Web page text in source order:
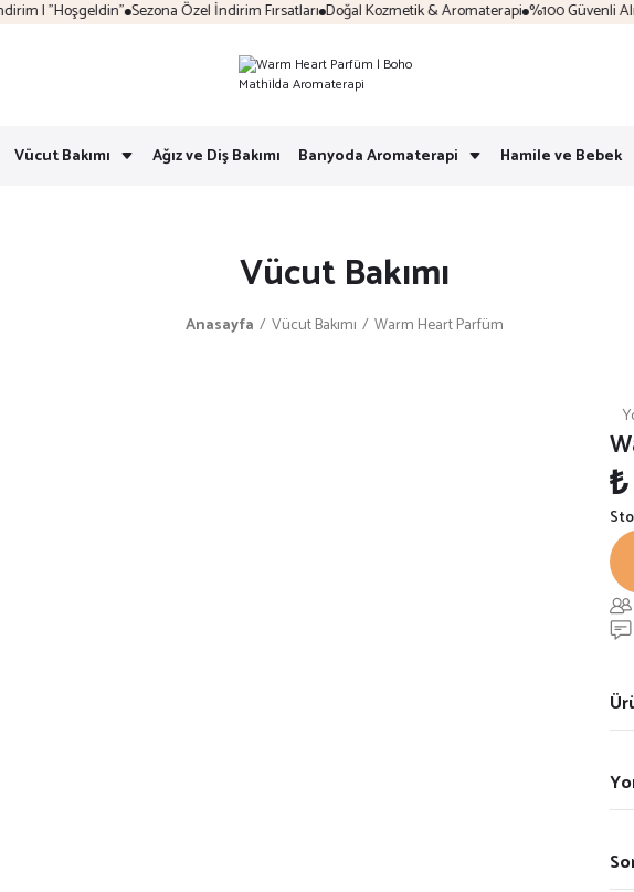
| "Hoşgeldin" Sezona Özel İndirim Fırsatları Doğal Kozmetik & Aromaterapi %100 Güvenli
Vücut Bakımı Ağız ve Diş Bakımı Banyoda Aromaterapi Hamile ve Bebek
Vücut Bakımı
Anasayfa Vücut Bakımı Warm Heart Parfüm